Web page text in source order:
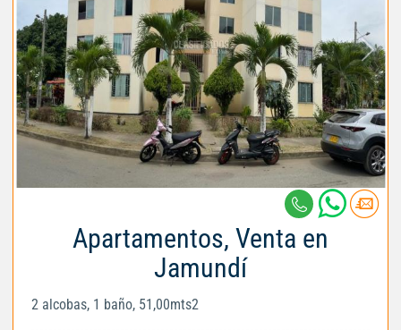
Apartamentos, Venta en
Jamundí
2 alcobas, 1 baño, 51,00mts2